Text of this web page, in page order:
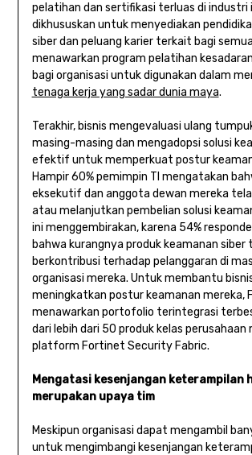
pelatihan dan sertifikasi terluas di industri
dikhususkan untuk menyediakan
siber dan peluang karier terkait bagi
menawarkan program pelatihan
bagi organisasi untuk digunakan dalam
tenaga kerja yang sadar dunia maya.
Terakhir, bisnis mengevaluasi ulang
masing-masing dan mengadopsi solusi
efektif untuk memperkuat postur
Hampir 60% pemimpin TI mengatakan
eksekutif dan anggota dewan mereka
atau melanjutkan pembelian solusi
ini menggembirakan, karena 54%
bahwa kurangnya produk keamanan siber
berkontribusi terhadap pelanggaran di
organisasi mereka. Untuk membantu
meningkatkan postur keamanan mereka,
menawarkan portofolio terintegrasi
dari lebih dari 50 produk kelas perusahaan
platform Fortinet Security Fabric.
Mengatasi kesenjangan keterampilan
merupakan upaya tim
Meskipun organisasi dapat mengambil
untuk mengimbangi kesenjangan